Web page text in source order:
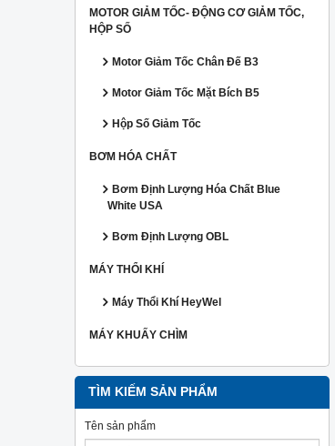
MOTOR GIẢM TỐC- ĐỘNG CƠ GIẢM TỐC,
HỘP SỐ
Motor Giảm Tốc Chân Đế B3
Motor Giảm Tốc Mặt Bích B5
Hộp Số Giảm Tốc
BƠM HÓA CHẤT
Bơm Định Lượng Hóa Chất Blue
White USA
Bơm Định Lượng OBL
MÁY THỔI KHÍ
Máy Thổi Khí HeyWel
MÁY KHUẤY CHÌM
TÌM KIẾM SẢN PHẨM
Tên sản phẩm